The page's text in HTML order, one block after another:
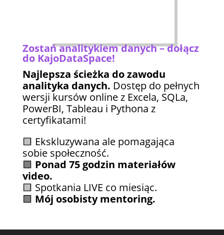
Zostań analitykiem danych – dołącz
do KajoDataSpace!
Najlepsza ścieżka do zawodu
analityka danych. Dostęp do pełnych
wersji kursów online z Excela, SQLa,
PowerBI, Tableau i Pythona z
certyfikatami!
🟨 Ekskluzywana ale pomagająca
sobie społeczność.
🟩 Ponad 75 godzin materiałów
video.
🟨 Spotkania LIVE co miesiąc.
🟩 Mój osobisty mentoring.